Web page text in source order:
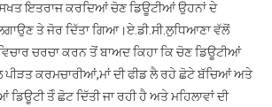
ਇਤਰਾਜ ਕਰਦਿਆਂ ਚੋਣ ਡਿਊਟੀਆਂ ਉਹਨਾਂ ਦੇ
ਤੇ ਜੋਰ ਦਿੱਤਾ ਗਿਆ।ਏ.ਡੀ.ਸੀ.ਲੁਧਿਆਣਾ ਵੱਲੋਂ
ਚਰਚਾ ਕਰਨ ਤੋਂ ਬਾਅਦ ਕਿਹਾ ਕਿ ਚੋਣ ਡਿਊਟੀਆਂ
ਪੀੜਤ ਕਰਮਚਾਰੀਆਂ,ਮਾਂ ਦੀ ਫੀਡ ਲੈ ਰਹੇ ਛੋਟੇ ਬੱਚਿਆਂ ਅਤੇ
ਡਿਊਟੀ ਤੋੰ ਛੋਟ ਦਿੱਤੀ ਜਾ ਰਹੀ ਹੈ ਅਤੇ ਮਹਿਲਾਵਾਂ ਦੀ